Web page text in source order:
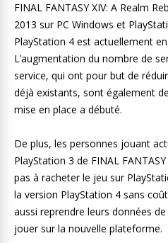
FINAL FANTASY XIV: A Realm
2013 sur PC Windows et
PlayStation 4 est actuellement
L’augmentation du nombre de
service, qui ont pour but de
déjà existants, sont également
mise en place a débuté.
De plus, les personnes jouant
PlayStation 3 de FINAL
pas à racheter le jeu sur
la version PlayStation 4 sans
aussi reprendre leurs données
jouer sur la nouvelle plateforme.